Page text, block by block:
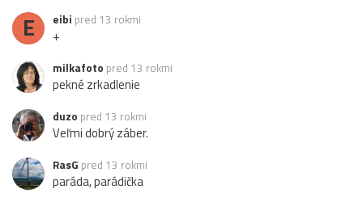
E eibi pred 13 rokmi
+
milkafoto pred 13 rokmi
pekné zrkadlenie
duzo pred 13 rokmi
Veľmi dobrý záber.
RasG pred 13 rokmi
paráda, parádička